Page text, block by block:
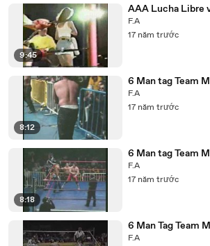
9:45
AAA Lucha Libre
F.A
17 năm trước
8:12
6 Man tag Team
F.A
17 năm trước
8:18
6 Man tag Team
F.A
17 năm trước
6 Man Tag Team
F.A